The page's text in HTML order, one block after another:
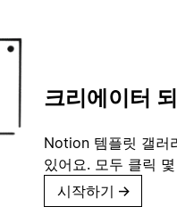
크리에이터 되
Notion 템플릿 갤러
있어요. 모두 클릭
시작하기 →